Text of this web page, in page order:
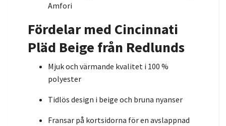
Amfori
Fördelar med Cincinnati
Pläd Beige från Redlunds
Mjuk och värmande kvalitet i 100 %
polyester
Tidlös design i beige och bruna nyanser
Fransar på kortsidorna för en avslappnad